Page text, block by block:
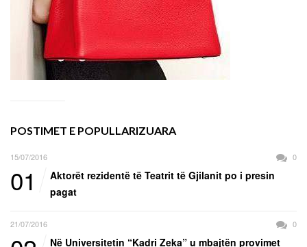
POSTIMET E POPULLARIZUARA
15/07/2016 0
01
Aktorët rezidentë të Teatrit të Gjilanit po i presin
pagat
21/07/2016 0
Në Universitetin “Kadri Zeka” u mbajtën provimet